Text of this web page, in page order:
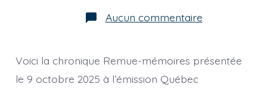
Aucun commentairesur
[chronique]
ville,
où
Voici la chronique Remue-mémoires présentée
le 9 octobre 2025 à l’émission Québec